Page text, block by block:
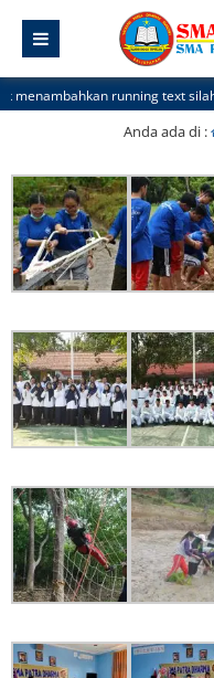
running text silahkan ke
Anda ada di :